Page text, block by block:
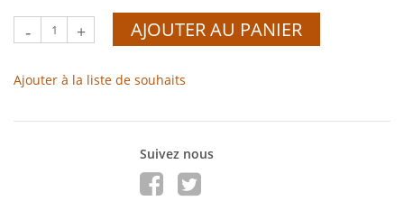
- + AJOUTER AU PANIER
Ajouter à la liste de souhaits
Suivez nous